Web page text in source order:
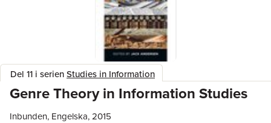
Del 11 i serienStudies in Information
Genre Theory in Information Studies
Inbunden, Engelska, 2015